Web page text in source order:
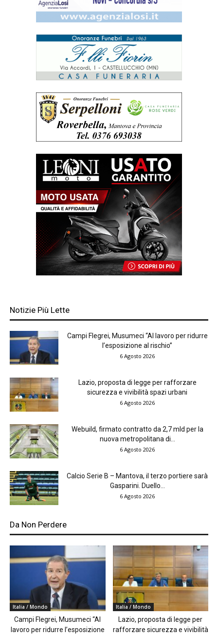
Notizie Più Lette
Campi Flegrei, Musumeci “Al lavoro per ridurre
l’esposizione al rischio”
6 Agosto 2026
Lazio, proposta di legge per rafforzare
sicurezza e vivibilità spazi urbani
6 Agosto 2026
Webuild, firmato contratto da 2,7 mld per la
nuova metropolitana di...
6 Agosto 2026
Calcio Serie B – Mantova, il terzo portiere sarà
Gasparini. Duello...
6 Agosto 2026
Da Non Perdere
Italia / Mondo
Campi Flegrei, Musumeci “Al
lavoro per ridurre l’esposizione
Italia / Mondo
Lazio, proposta di legge per
rafforzare sicurezza e vivibilità